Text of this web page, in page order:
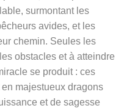
surmontant les
avides, et les
chemin. Seules les
obstacles et à atteindre
se produit : ces
majestueux dragons
et de sagesse